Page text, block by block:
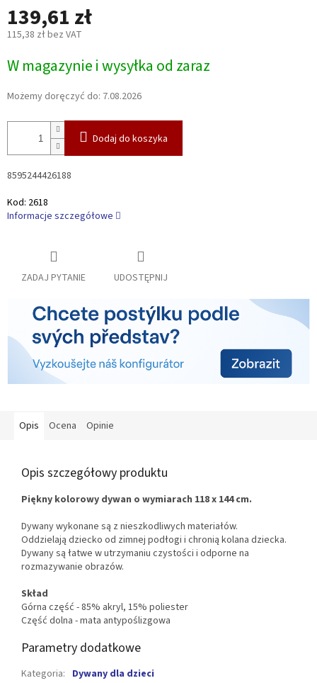
139,61 zł
115,38 zł bez VAT
jednostkowa:
W magazynie i wysyłka od zaraz
Możemy doręczyć do: 7.08.2026
Dodaj do koszyka
8595244426188
Kod: 2618
Informacje szczegółowe
ZADAJ PYTANIE UDOSTĘPNIJ
Opis Ocena Opinie
Opis szczegółowy produktu
Piękny kolorowy dywan o wymiarach 118 x 144 cm.
Dywany wykonane są z nieszkodliwych materiałów.
Oddzielają dziecko od zimnej podłogi i chronią kolana dziecka.
Dywany są łatwe w utrzymaniu czystości i odporne na
rozmazywanie obrazów.
Skład
Górna część - 85% akryl, 15% poliester
Część dolna - mata antypoślizgowa
Parametry dodatkowe
Kategoria: Dywany dla dzieci